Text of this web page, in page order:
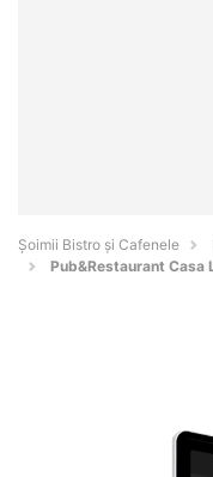
Șoimii Bistro și Cafenele
Pub&Restaurant Casa